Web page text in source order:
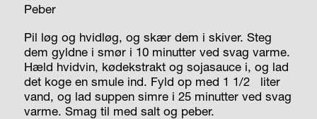
Peber
Pil løg og hvidløg, og skær dem i skiver. Steg
dem gyldne i smør i 10 minutter ved svag varme.
Hæld hvidvin, kødekstrakt og sojasauce i, og lad
det koge en smule ind. Fyld op med 1 1/2
liter
vand, og lad suppen simre i 25 minutter ved svag
varme. Smag til med salt og peber.